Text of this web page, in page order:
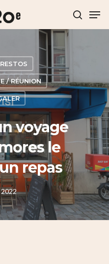
to close
RESTOS
/ RÉUNION
voyage
le
repas